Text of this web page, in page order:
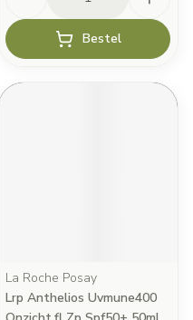
Bestel
La Roche Posay
Lrp Anthelios Uvmune400